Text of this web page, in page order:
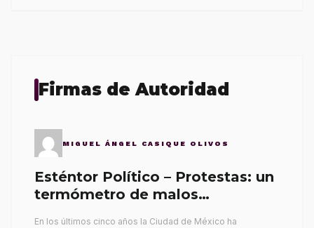
Firmas de Autoridad
MIGUEL ÁNGEL CASIQUE OLIVOS
Esténtor Político – Protestas: un
termómetro de malos
En los últimos cinco años la Ciudad de México ha